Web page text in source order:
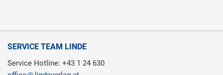
SERVICE TEAM LINDE
Service Hotline: +43 1 24 630